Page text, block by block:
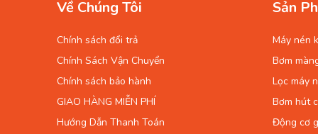
Về Chúng Tôi
Chính sách đổi trả
Chính Sách Vận Chuyển
Chính sách bảo hành
GIAO HÀNG MIỄN PHÍ
Hướng Dẫn Thanh Toán
Sản
Máy nén
Bơm
Lọc máy
Bơm hút
Động cơ